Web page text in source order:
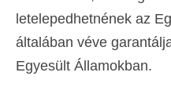
letelepedhetnének az
általában véve
Egyesült Államokban.